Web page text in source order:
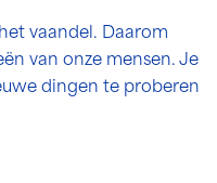
vaandel. Daarom
van onze mensen. Je
dingen te proberen